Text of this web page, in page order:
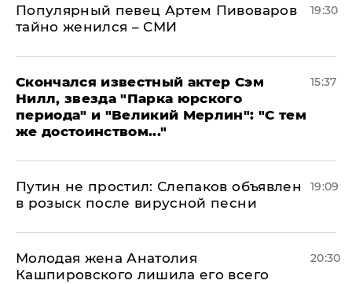
Популярный певец Артем Пивоваров
тайно женился – СМИ
19:30
Скончался известный актер Сэм
Нилл, звезда "Парка юрского
периода" и "Великий Мерлин": "С тем
же достоинством..."
15:37
Путин не простил: Слепаков объявлен
в розыск после вирусной песни
19:09
Молодая жена Анатолия
Кашпировского лишила его всего
20:30